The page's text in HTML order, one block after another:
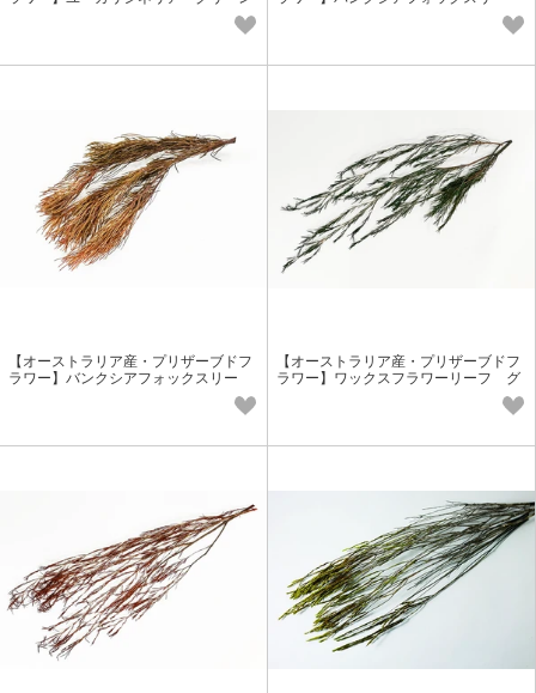
【オーストラリア産・プリザーブドフ
ラワー】バンクシアフォックスリー
【オーストラリア産・プリザーブドフ
ラワー】ワックスフラワーリーフ グ